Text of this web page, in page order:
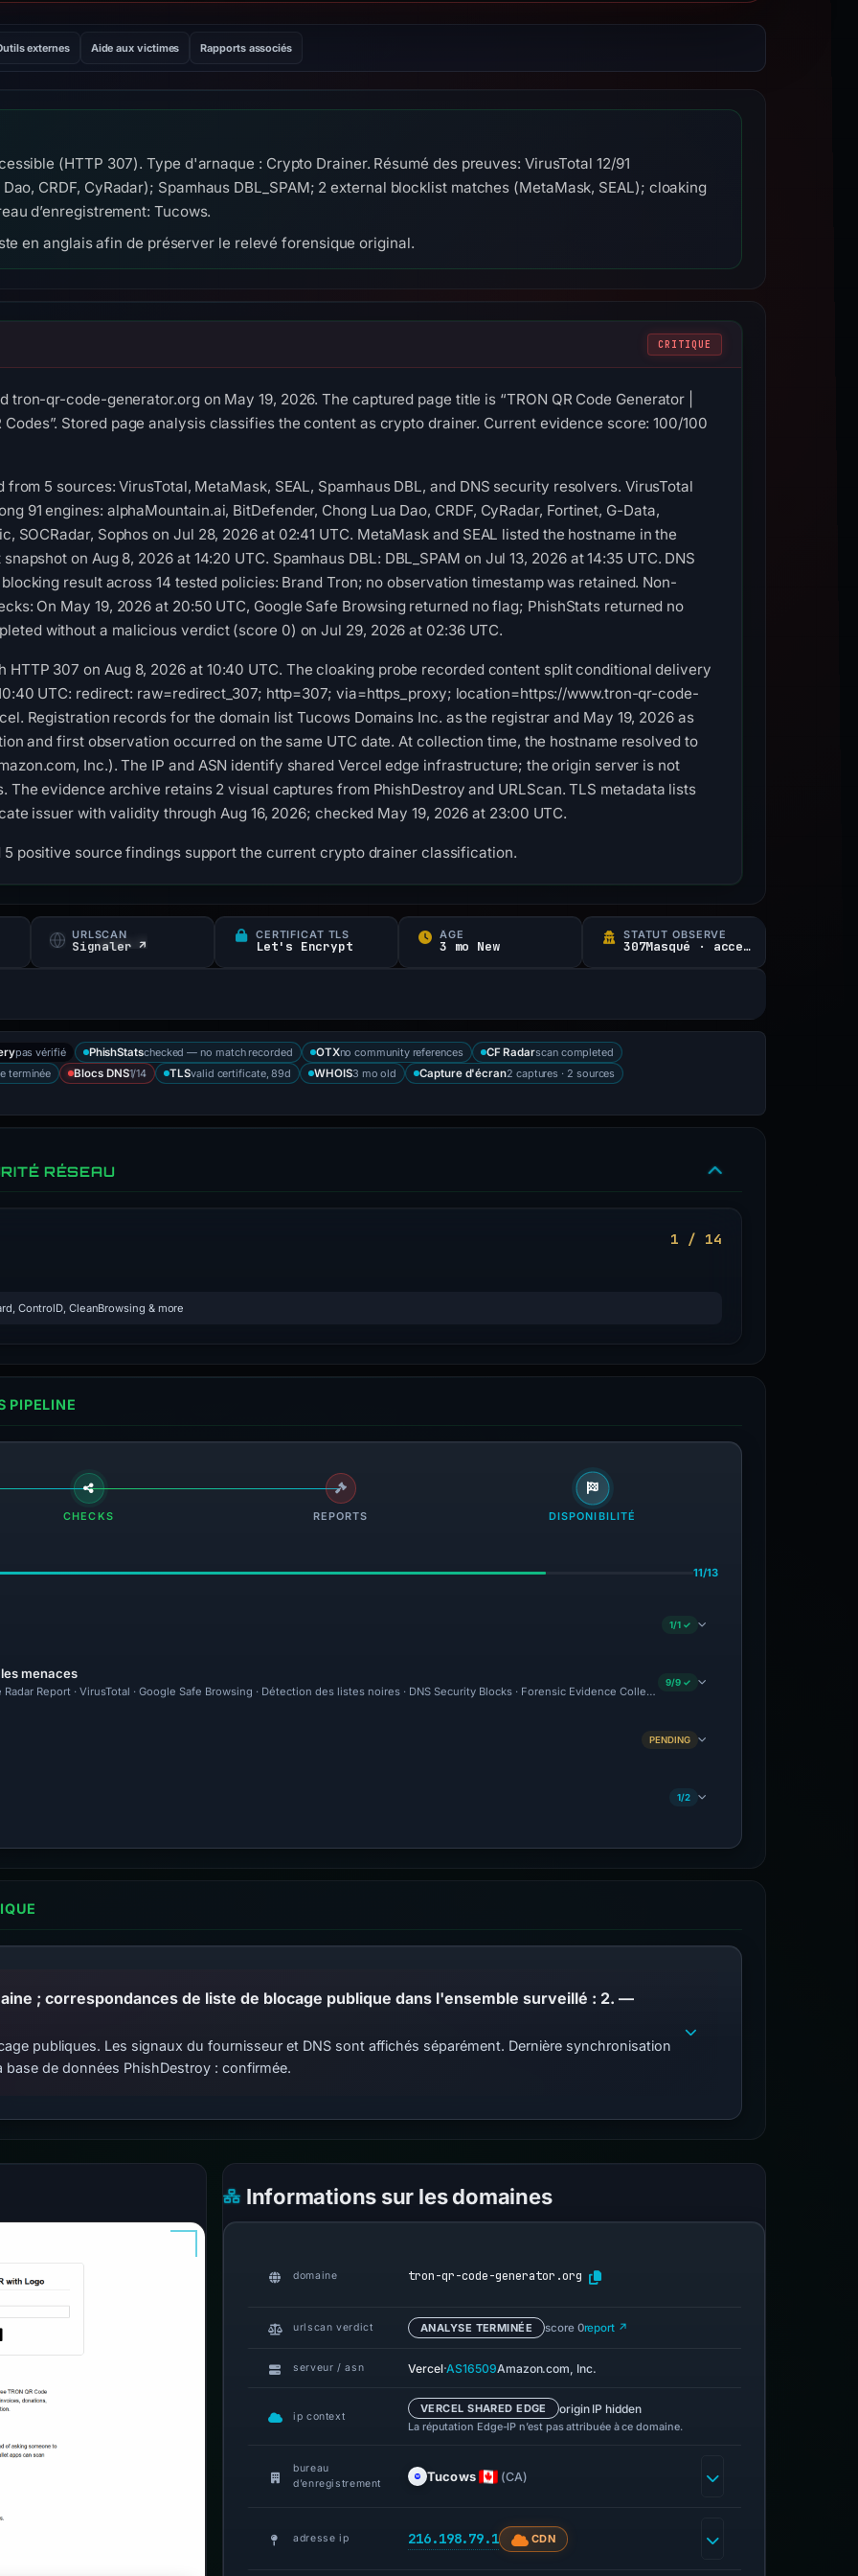
externes Aide aux victimes Rapports associés
(HTTP 307). Type d'arnaque : Crypto Drainer. Résumé des preuves: VirusTotal 12/91
CRDF, CyRadar); Spamhaus DBL_SPAM; 2 external blocklist matches (MetaMask, SEAL); cloaking
d’enregistrement: Tucows.
en anglais afin de préserver le relevé forensique original.
CRITIQUE
qr-code-generator.org on May 19, 2026. The captured page title is “TRON QR Code Generator |
Codes”. Stored page analysis classifies the content as crypto drainer. Current evidence score: 100/100
5 sources: VirusTotal, MetaMask, SEAL, Spamhaus DBL, and DNS security resolvers. VirusTotal
91 engines: alphaMountain.ai, BitDefender, Chong Lua Dao, CRDF, CyRadar, Fortinet, G-Data,
SOCRadar, Sophos on Jul 28, 2026 at 02:41 UTC. MetaMask and SEAL listed the hostname in the
on Aug 8, 2026 at 14:20 UTC. Spamhaus DBL: DBL_SPAM on Jul 13, 2026 at 14:35 UTC. DNS
result across 14 tested policies: Brand Tron; no observation timestamp was retained. Non-
On May 19, 2026 at 20:50 UTC, Google Safe Browsing returned no flag; PhishStats returned no
without a malicious verdict (score 0) on Jul 29, 2026 at 02:36 UTC.
HTTP 307 on Aug 8, 2026 at 10:40 UTC. The cloaking probe recorded content split conditional delivery
UTC: redirect: raw=redirect_307; http=307; via=https_proxy; location=https://www.tron-qr-code-
Registration records for the domain list Tucows Domains Inc. as the registrar and May 19, 2026 as
and first observation occurred on the same UTC date. At collection time, the hostname resolved to
Inc.). The IP and ASN identify shared Vercel edge infrastructure; the origin server is not
The evidence archive retains 2 visual captures from PhishDestroy and URLScan. TLS metadata lists
issuer with validity through Aug 16, 2026; checked May 19, 2026 at 23:00 UTC.
positive source findings support the current crypto drainer classification.
URLSCAN
Signaler ↗
CERTIFICAT TLS
Let's Encrypt
ÂGE
3 mo New
STATUT OBSERVÉ
307Masqué · accessible
pas vérifié PhishStatschecked — no match recorded OTXno community references CF Radarscan completed
terminée
Blocs DNS1/14 TLSvalid certificate, 89d WHOIS3 mo old Capture d'écran2 captures · 2 sources
RÉSEAU
1 / 14
ControlD, CleanBrowsing & more
PIPELINE
CHECKS REPORTS DISPONIBILITÉ
11/13
1/1 ✓
menaces
Radar Report · VirusTotal · Google Safe Browsing · Détection des listes noires · DNS Security Blocks · Forensic Evidence Collected · Technical Analysis Recorded
9/9 ✓
PENDING
1/2
PhishDestroy répertorie ce domaine ; correspondances de liste de blocage publique dans l'ensemble surveillé : 2. —
publiques. Les signaux du fournisseur et DNS sont affichés séparément. Dernière synchronisation
de données PhishDestroy : confirmée.
Informations sur les domaines
domaine tron-qr-code-generator.org
urlscan verdict ANALYSE TERMINÉE score 0report ↗
serveur / asn Vercel·AS16509Amazon.com, Inc.
ip context
VERCEL SHARED EDGE origin IP hidden
La réputation Edge-IP n’est pas attribuée à ce domaine.
bureau
d’enregistrement
Tucows (CA)
adresse ip 216.198.79.1 CDN